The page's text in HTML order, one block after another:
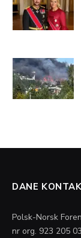
DANE
Polsk-Norsk
nr org. 923 205